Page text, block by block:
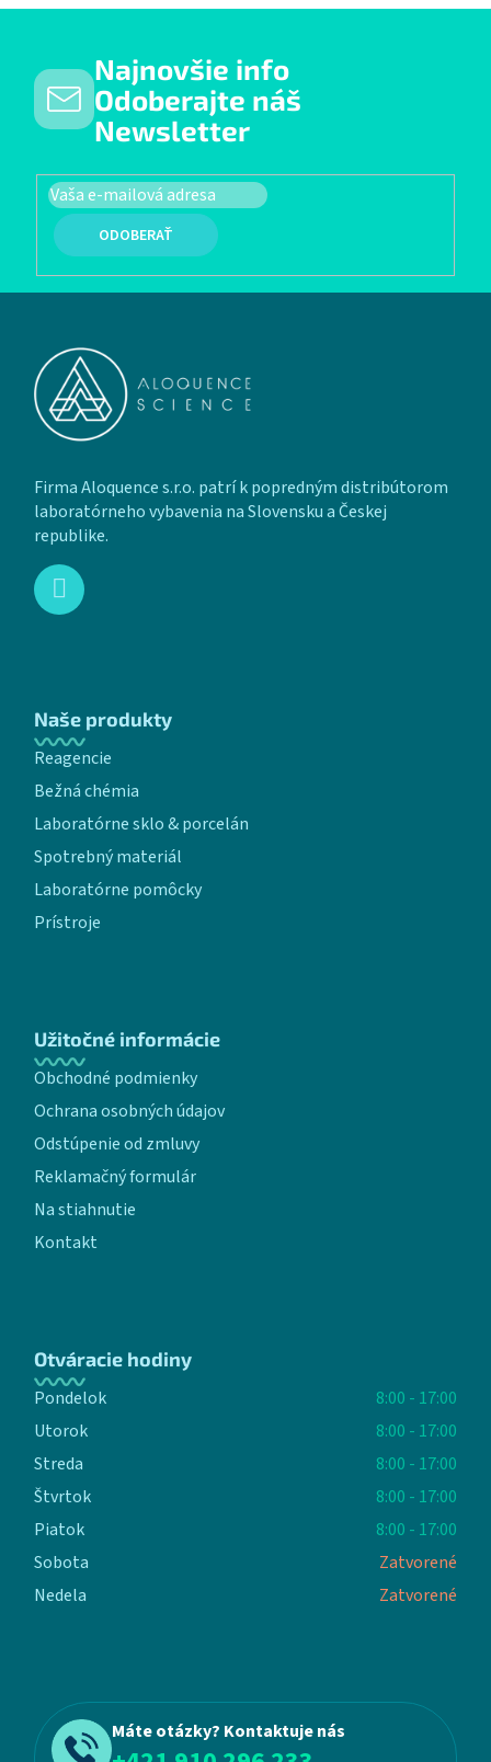
Najnovšie info
Odoberajte náš
Newsletter
PRIHLÁSIŤ SA
Firma Aloquence s.r.o. patrí k popredným distribútorom
laboratórneho vybavenia na Slovensku a Českej
republike.
Naše produkty
Reagencie
Bežná chémia
Laboratórne sklo & porcelán
Spotrebný materiál
Laboratórne pomôcky
Prístroje
Užitočné informácie
Obchodné podmienky
Ochrana osobných údajov
Odstúpenie od zmluvy
Reklamačný formulár
Na stiahnutie
Kontakt
Otváracie hodiny
Pondelok
8:00 - 17:00
Utorok
8:00 - 17:00
Streda
8:00 - 17:00
Štvrtok
8:00 - 17:00
Piatok
8:00 - 17:00
Sobota
Zatvorené
Nedela
Zatvorené
Máte otázky? Kontaktuje nás